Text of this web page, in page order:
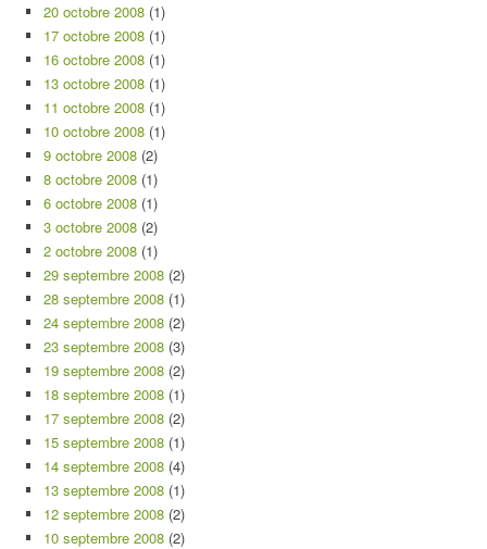
20 octobre 2008 (1)
17 octobre 2008 (1)
16 octobre 2008 (1)
13 octobre 2008 (1)
11 octobre 2008 (1)
10 octobre 2008 (1)
9 octobre 2008 (2)
8 octobre 2008 (1)
6 octobre 2008 (1)
3 octobre 2008 (2)
2 octobre 2008 (1)
29 septembre 2008 (2)
28 septembre 2008 (1)
24 septembre 2008 (2)
23 septembre 2008 (3)
19 septembre 2008 (2)
18 septembre 2008 (1)
17 septembre 2008 (2)
15 septembre 2008 (1)
14 septembre 2008 (4)
13 septembre 2008 (1)
12 septembre 2008 (2)
10 septembre 2008 (2)